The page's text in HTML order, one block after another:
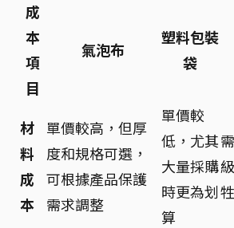
成
本
項
目
氣泡布
塑料包裝
袋
材
料
成
本
單價較高，但厚
度和規格可選，
可根據產品保護
需求調整
單價較
低，尤其
大量採購
時更為划
算